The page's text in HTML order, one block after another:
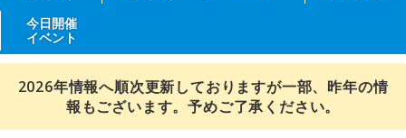
今日開催
イベント
2026年情報へ順次更新しておりますが一部、昨年の情
報もございます。予めご了承ください。